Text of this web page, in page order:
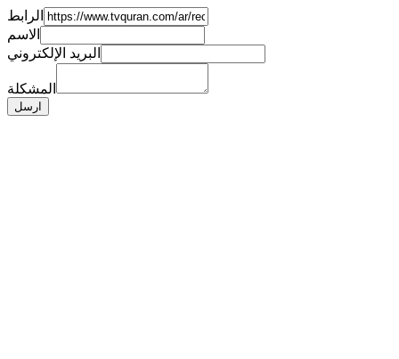
الرابط
الاسم
البريد الإلكتروني
المشكلة
ارسل